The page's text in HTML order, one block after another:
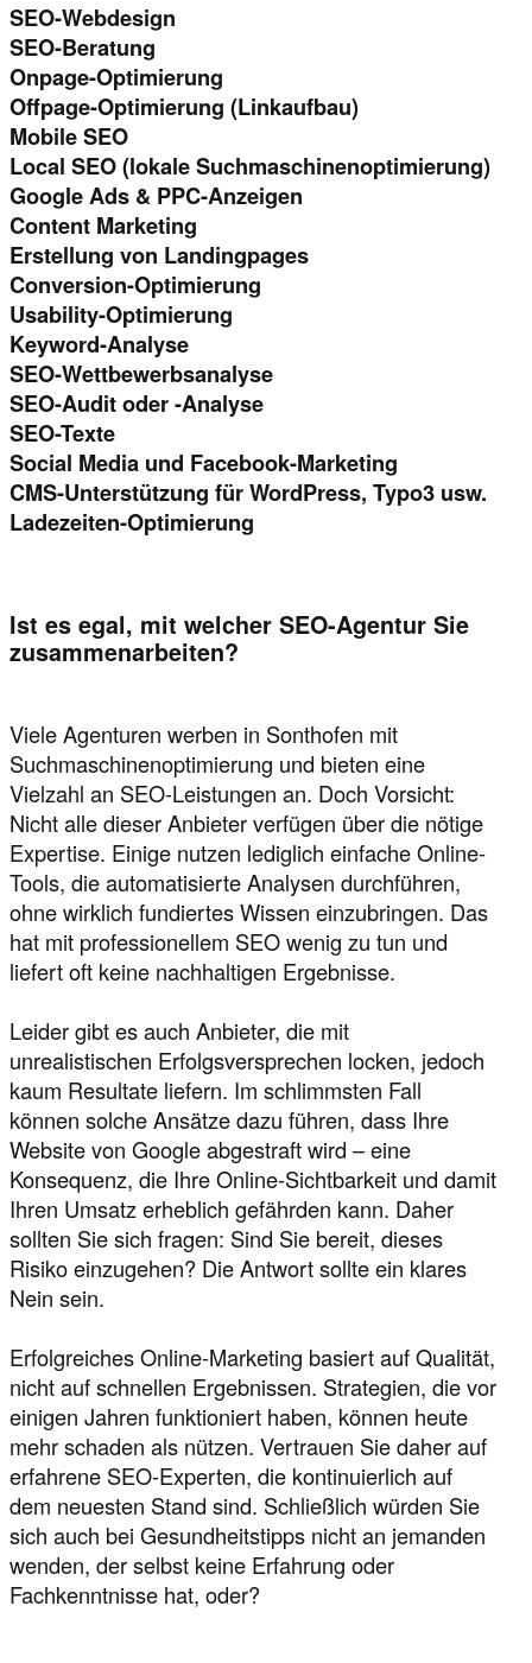
SEO-Webdesign
SEO-Beratung
Onpage-Optimierung
Offpage-Optimierung (Linkaufbau)
Mobile SEO
Local SEO (lokale Suchmaschinenoptimierung)
Google Ads & PPC-Anzeigen
Content Marketing
Erstellung von Landingpages
Conversion-Optimierung
Usability-Optimierung
Keyword-Analyse
SEO-Wettbewerbsanalyse
SEO-Audit oder -Analyse
SEO-Texte
Social Media und Facebook-Marketing
CMS-Unterstützung für WordPress, Typo3 usw.
Ladezeiten-Optimierung
Ist es egal, mit welcher SEO-Agentur Sie
zusammenarbeiten?
Viele Agenturen werben in Sonthofen mit
Suchmaschinenoptimierung und bieten eine
Vielzahl an SEO-Leistungen an. Doch Vorsicht:
Nicht alle dieser Anbieter verfügen über die nötige
Expertise. Einige nutzen lediglich einfache Online-
Tools, die automatisierte Analysen durchführen,
ohne wirklich fundiertes Wissen einzubringen. Das
hat mit professionellem SEO wenig zu tun und
liefert oft keine nachhaltigen Ergebnisse.
Leider gibt es auch Anbieter, die mit
unrealistischen Erfolgsversprechen locken, jedoch
kaum Resultate liefern. Im schlimmsten Fall
können solche Ansätze dazu führen, dass Ihre
Website von Google abgestraft wird – eine
Konsequenz, die Ihre Online-Sichtbarkeit und damit
Ihren Umsatz erheblich gefährden kann. Daher
sollten Sie sich fragen: Sind Sie bereit, dieses
Risiko einzugehen? Die Antwort sollte ein klares
Nein sein.
Erfolgreiches Online-Marketing basiert auf Qualität,
nicht auf schnellen Ergebnissen. Strategien, die vor
einigen Jahren funktioniert haben, können heute
mehr schaden als nützen. Vertrauen Sie daher auf
erfahrene SEO-Experten, die kontinuierlich auf
dem neuesten Stand sind. Schließlich würden Sie
sich auch bei Gesundheitstipps nicht an jemanden
wenden, der selbst keine Erfahrung oder
Fachkenntnisse hat, oder?